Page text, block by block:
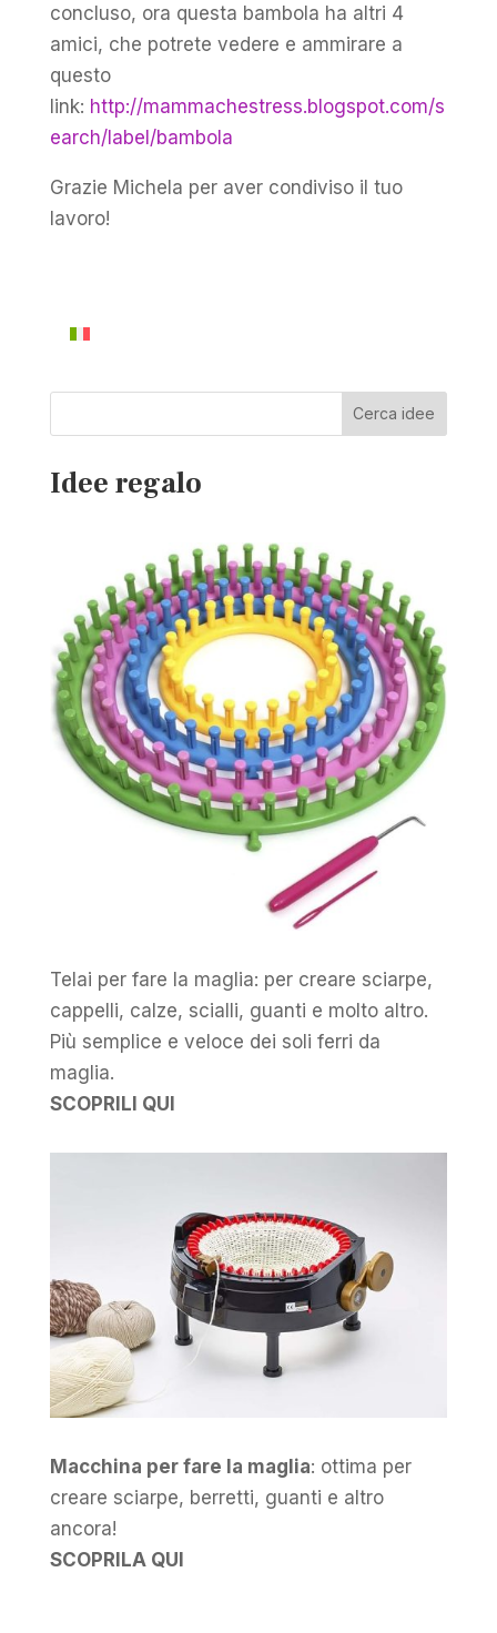
concluso, ora questa bambola ha altri 4
amici, che potrete vedere e ammirare a
questo
link: http://mammachestress.blogspot.com/s
earch/label/bambola
Grazie Michela per aver condiviso il tuo
lavoro!
Cerca idee
Idee regalo
Telai per fare la maglia: per creare sciarpe,
cappelli, calze, scialli, guanti e molto altro.
Più semplice e veloce dei soli ferri da
maglia.
SCOPRILI QUI
Macchina per fare la maglia: ottima per
creare sciarpe, berretti, guanti e altro
ancora!
SCOPRILA QUI